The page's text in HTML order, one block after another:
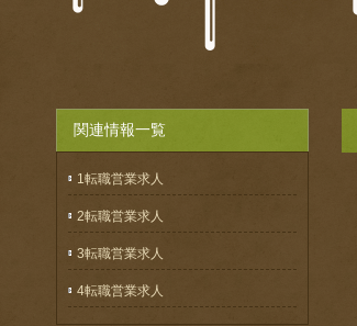
関連情報一覧
1転職営業求人
2転職営業求人
3転職営業求人
4転職営業求人